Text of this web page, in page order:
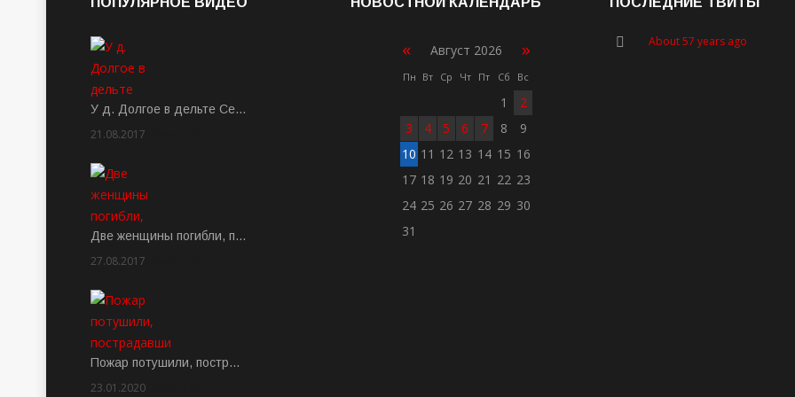
У д. Долгое в дельте Се…
21.08.2017
Две женщины погибли, п…
27.08.2017
Пожар потушили, постр…
23.01.2020
« Август 2026 »
Пн Вт Ср Чт Пт Сб Вс
1
2
3
4 5 6 7 8
9
10 11 12 13 14 15 16
17 18 19 20 21 22 23
24 25 26 27 28 29 30
31
About 57 years ago